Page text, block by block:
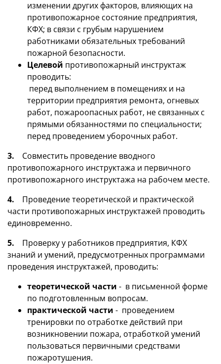
изменении других факторов, влияющих на
противопожарное состояние предприятия,
КФХ; в связи с грубым нарушением
работниками обязательных требований
пожарной безопасности.
Целевой противопожарный инструктаж
проводить:
перед выполнением в помещениях и на
территории предприятия ремонта, огневых
работ, пожароопасных работ, не связанных с
прямыми обязанностями по специальности;
перед проведением уборочных работ.
3. Совместить проведение вводного
противопожарного инструктажа и первичного
противопожарного инструктажа на рабочем месте.
4. Проведение теоретической и практической
части противопожарных инструктажей проводить
единовременно.
5. Проверку у работников предприятия, КФХ
знаний и умений, предусмотренных программами
проведения инструктажей, проводить:
теоретической части - в письменной форме
по подготовленным вопросам.
практической части - проведением
тренировки по отработке действий при
возникновении пожара, отработкой умений
пользоваться первичными средствами
пожаротушения.